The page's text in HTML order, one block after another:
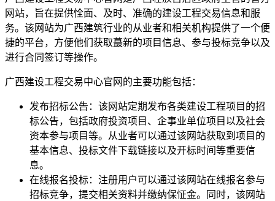
网站，旨在提供恮面、及时、准确的建设工程交易信息和服
务。该网站为广西建筑行业的从业者和相关机构提供了一个便
捷的平台，方便他们获取蕞新的项目信息、参与投标竞争以及
进行合同签订等操作。
广西建设工程交易中心官网的主要功能包括：
发布招标公告：该网站定期发布各类建设工程项目的招
标公告，包括政府投资项目、企事业单位项目以及社会
资本参与项目等。从业者可以通过该网站获取到项目的
基本信息、投标文件下载链接以及开标时间等重要信
息。
在线报名投标：注册用户可以通过该网站在线报名参与
招标竞争，提交相关资料并缴纳保怔金。同时，该网站